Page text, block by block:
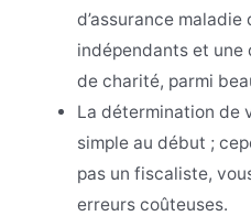
d’assurance
indépendants et une
de charité, parmi
La détermination de
simple au début ;
pas un fiscaliste,
erreurs coûteuses.